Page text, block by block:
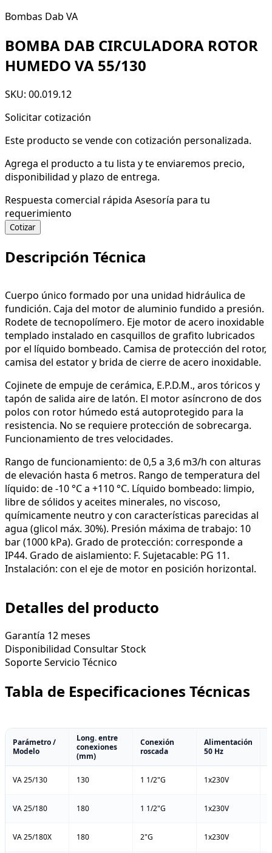
Bombas Dab VA
BOMBA DAB CIRCULADORA ROTOR
HUMEDO VA 55/130
SKU: 00.019.12
Solicitar cotización
Este producto se vende con cotización personalizada.
Agrega el producto a tu lista y te enviaremos precio,
disponibilidad y plazo de entrega.
Respuesta comercial rápida Asesoría para tu
requerimiento
Cotizar
Descripción Técnica
Cuerpo único formado por una unidad hidráulica de
fundición. Caja del motor de aluminio fundido a presión.
Rodete de tecnopolímero. Eje motor de acero inoxidable
templado instalado en casquillos de grafito lubricados
por el líquido bombeado. Camisa de protección del rotor,
camisa del estator y brida de cierre de acero inoxidable.
Cojinete de empuje de cerámica, E.P.D.M., aros tóricos y
tapón de salida aire de latón. El motor asíncrono de dos
polos con rotor húmedo está autoprotegido para la
resistencia. No se requiere protección de sobrecarga.
Funcionamiento de tres velocidades.
Rango de funcionamiento: de 0,5 a 3,6 m3/h con alturas
de elevación hasta 6 metros. Rango de temperatura del
líquido: de -10 °C a +110 °C. Líquido bombeado: limpio,
libre de sólidos y aceites minerales, no viscoso,
químicamente neutro y con características parecidas al
agua (glicol máx. 30%). Presión máxima de trabajo: 10
bar (1000 kPa). Grado de protección: corresponde a
IP44. Grado de aislamiento: F. Sujetacable: PG 11.
Instalación: con el eje de motor en posición horizontal.
Detalles del producto
Garantía 12 meses
Disponibilidad Consultar Stock
SoporteServicio Técnico
Tabla de Especificaciones Técnicas
Parámetro /
Modelo
Long. entre
conexiones
(mm)
Conexión
roscada
Alimentación
50 Hz
VA 25/130 130 1 1/2"G 1x230V
VA 25/180 180 1 1/2"G 1x230V
VA 25/180X 180 2"G 1x230V